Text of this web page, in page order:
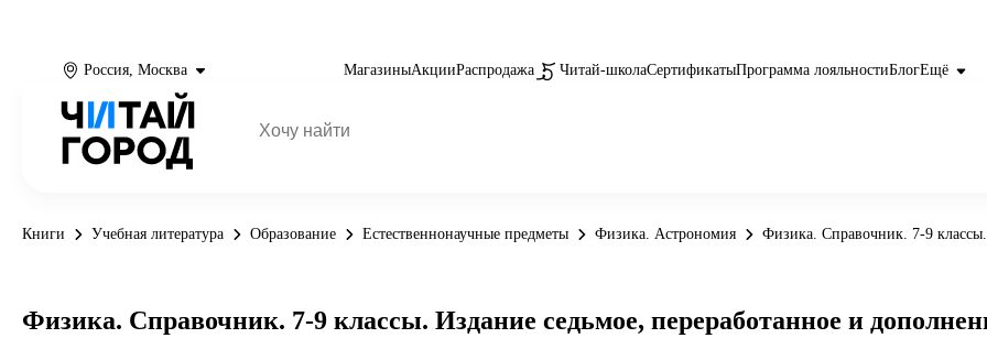
Россия, Москва МагазиныАкцииРаспродажа Читай-школаСертификатыПрограмма лояльностиБлогЕщё
Книги Учебная литература Образование Естественнонаучные предметы Физика. Астрономия Физика. Cправочник. 7-9
Физика. Cправочник. 7-9 классы. Издание седьмое, переработанное и